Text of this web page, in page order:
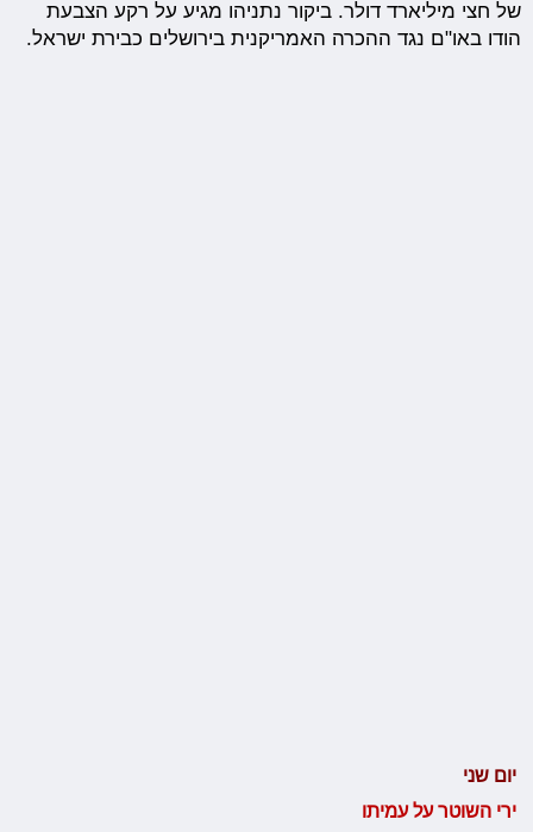
של חצי מיליארד דולר. ביקור נתניהו מגיע על רקע הצבעת
הודו באו"ם נגד ההכרה האמריקנית בירושלים כבירת ישראל.
יום שני
ירי השוטר על עמיתו